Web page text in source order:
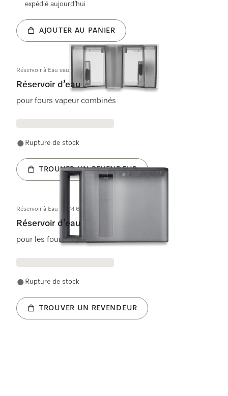
expédié aujourd’hui
AJOUTER AU PANIER
Réservoir à Eau eau fraîche
Réservoir d’eau
pour fours vapeur combinés
Rupture de stock
TROUVER UN REVENDEUR
Réservoir à Eau DGM 6800 vormont.
Réservoir d’eau
pour les fours vapeur
Rupture de stock
TROUVER UN REVENDEUR